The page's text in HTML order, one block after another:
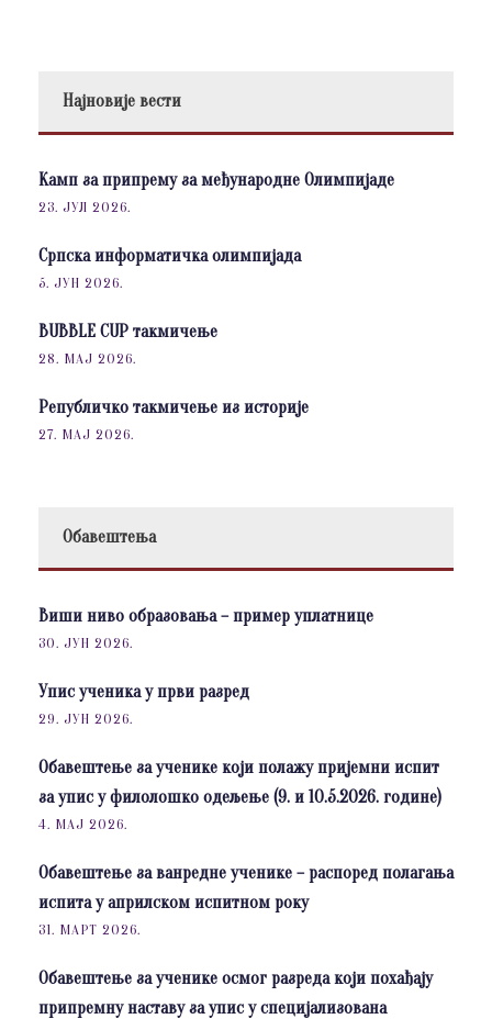
Најновије вести
Камп за припрему за међународне Олимпијаде
23. ЈУЛ 2026.
Српска информатичка олимпијада
5. ЈУН 2026.
BUBBLE CUP такмичење
28. МАЈ 2026.
Републичко такмичење из историје
27. МАЈ 2026.
Обавештења
Виши ниво образовања – пример уплатнице
30. ЈУН 2026.
Упис ученика у први разред
29. ЈУН 2026.
Обавештење за ученике који полажу пријемни испит
за упис у филолошко одељење (9. и 10.5.2026. године)
4. МАЈ 2026.
Обавештење за ванредне ученике – распоред полагања
испита у априлском испитном року
31. МАРТ 2026.
Обавештење за ученике осмог разреда који похађају
припремну наставу за упис у специјализована